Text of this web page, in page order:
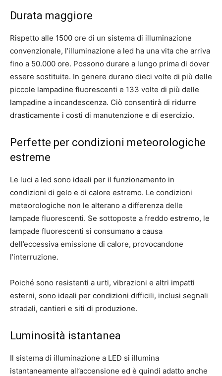
Durata maggiore
Rispetto alle 1500 ore di un sistema di illuminazione
convenzionale, l’illuminazione a led ha una vita che arriva
fino a 50.000 ore. Possono durare a lungo prima di dover
essere sostituite. In genere durano dieci volte di più delle
piccole lampadine fluorescenti e 133 volte di più delle
lampadine a incandescenza. Ciò consentirà di ridurre
drasticamente i costi di manutenzione e di esercizio.
Perfette per condizioni meteorologiche
estreme
Le luci a led sono ideali per il funzionamento in
condizioni di gelo e di calore estremo. Le condizioni
meteorologiche non le alterano a differenza delle
lampade fluorescenti. Se sottoposte a freddo estremo, le
lampade fluorescenti si consumano a causa
dell’eccessiva emissione di calore, provocandone
l’interruzione.
Poiché sono resistenti a urti, vibrazioni e altri impatti
esterni, sono ideali per condizioni difficili, inclusi segnali
stradali, cantieri e siti di produzione.
Luminosità istantanea
Il sistema di illuminazione a LED si illumina
istantaneamente all’accensione ed è quindi adatto anche